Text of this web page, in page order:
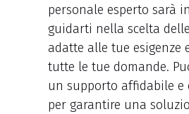
personale esperto sarà
guidarti nella scelta
adatte alle tue esigenze
tutte le tue domande.
un supporto affidabile e
per garantire una